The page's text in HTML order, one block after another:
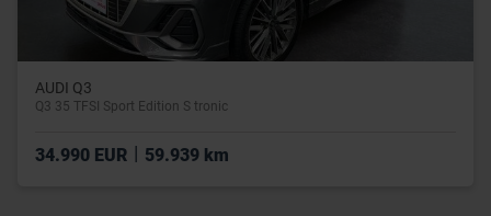
AUDI Q3
Q3 35 TFSI Sport Edition S tronic
34.990 EUR 59.939 km